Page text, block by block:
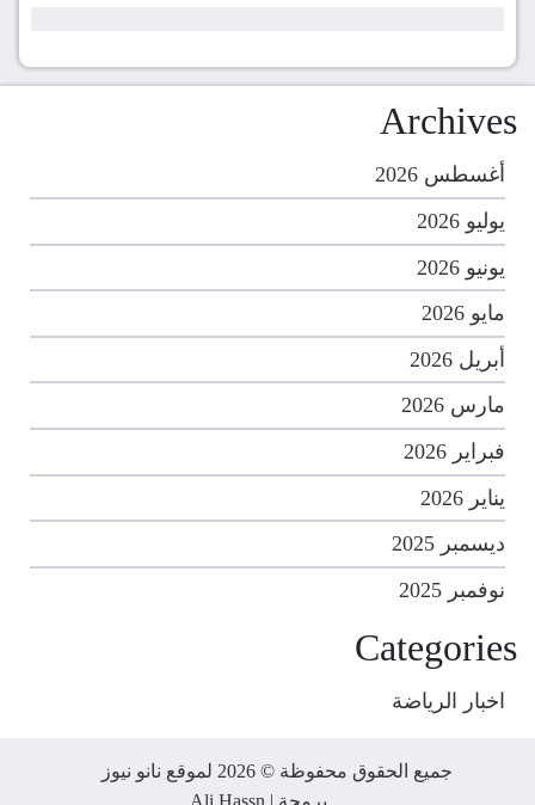
Archives
أغسطس 2026
يوليو 2026
يونيو 2026
مايو 2026
أبريل 2026
مارس 2026
فبراير 2026
يناير 2026
ديسمبر 2025
نوفمبر 2025
Categories
اخبار الرياضة
جميع الحقوق محفوظة © 2026 لموقع نانو نيوز
برمجة | Ali Hassn